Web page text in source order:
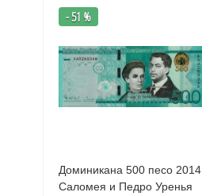
- 51 %
Доминикана 500 песо 2014
Саломея и Педро Уренья